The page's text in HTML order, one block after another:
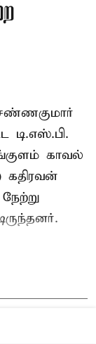
காவல்
கதிரவன்